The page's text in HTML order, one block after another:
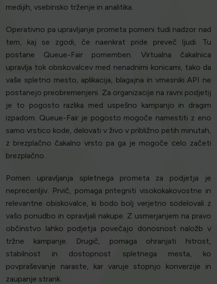
medijih, vsebinsko trženje in analitika.
Operativno pa upravljanje prometa pomeni tudi nadzor nad
tem, kaj se zgodi, če naenkrat pride preveč ljudi. Tu
postane Queue-Fair pomemben. Virtualna čakalnica
upravlja tok obiskovalcev med nenadnimi konicami, tako da
vaše spletno mesto, aplikacija, blagajna in vmesniki API ne
postanejo preobremenjeni. Za organizacije na ravni podjetij
je to pogosto razlika med uspešno kampanjo in dragim
izpadom. Queue-Fair je pogosto mogoče namestiti z eno
samo vrstico kode, delovati v živo v približno petih minutah,
z brezplačno čakalno vrsto pa ga je mogoče celo začeti
brezplačno.
Pomen upravljanja spletnega prometa za podjetja je
neprecenljiv. Prvič, pomaga pritegniti visokokakovostne in
relevantne obiskovalce, ki bodo bolj verjetno sodelovali z
vašo ponudbo in opravljali nakupe. Z usmerjanjem na pravo
občinstvo lahko podjetja povečajo donosnost naložb v
tržne kampanje. Drugič, pomaga ohranjati hitrost,
stabilnost in dostopnost spletnega mesta, ko
povpraševanje naraste, kar varuje stopnjo konverzije in
zaupanje strank.